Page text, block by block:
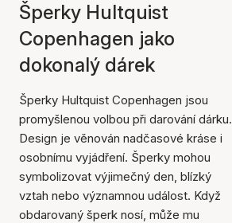
Šperky Hultquist
Copenhagen jako
dokonalý dárek
Šperky Hultquist Copenhagen jsou
promyšlenou volbou při darování dárku.
Design je věnován nadčasové kráse i
osobnímu vyjádření. Šperky mohou
symbolizovat výjimečný den, blízký
vztah nebo významnou událost. Když
obdarovaný šperk nosí, může mu